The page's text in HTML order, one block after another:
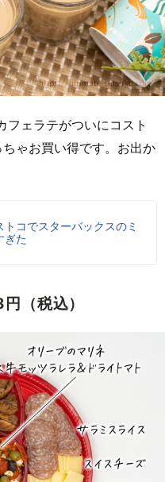
フェラテがついにコスト
ゃお買い得です。お出か
コでスターバックスのミ
ぎた
（税込）